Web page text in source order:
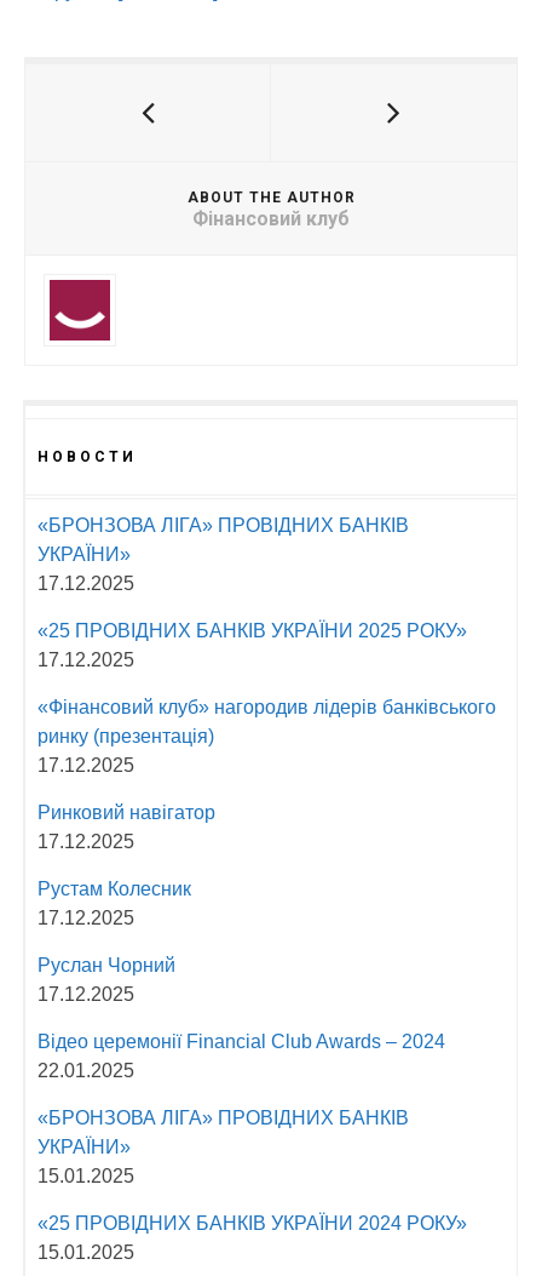
ABOUT THE AUTHOR
Фінансовий клуб
НОВОСТИ
«БРОНЗОВА ЛІГА» ПРОВІДНИХ БАНКІВ
УКРАЇНИ»
17.12.2025
«25 ПРОВІДНИХ БАНКІВ УКРАЇНИ 2025 РОКУ»
17.12.2025
«Фінансовий клуб» нагородив лідерів банківського
ринку (презентація)
17.12.2025
Ринковий навігатор
17.12.2025
Рустам Колесник
17.12.2025
Руслан Чорний
17.12.2025
Відео церемонії Fіnancial Сlub Awards – 2024
22.01.2025
«БРОНЗОВА ЛІГА» ПРОВІДНИХ БАНКІВ
УКРАЇНИ»
15.01.2025
«25 ПРОВІДНИХ БАНКІВ УКРАЇНИ 2024 РОКУ»
15.01.2025